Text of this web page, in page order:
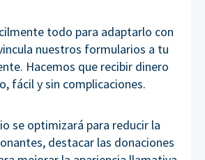
todo para adaptarlo con
nuestros formularios a tu
Hacemos que recibir dinero
fácil y sin complicaciones.
se optimizará para reducir la
destacar las donaciones